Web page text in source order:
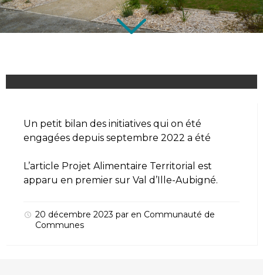
Un petit bilan des initiatives qui on été
engagées depuis septembre 2022 a été
L’article Projet Alimentaire Territorial est
apparu en premier sur Val d’Ille-Aubigné.
20 décembre 2023 par en Communauté de
Communes